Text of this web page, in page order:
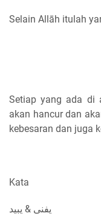
Selain Allāh itulah
Setiap yang ada di
akan hancur dan
kebesaran dan juga
Kata
يفنى & يبيد